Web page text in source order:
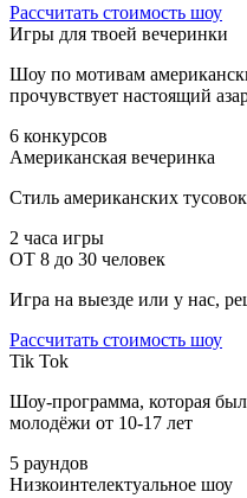
Рассчитать стоимость шоу
Игры для твоей вечеринки
Шоу по мотивам
прочувствует настоящий
6 конкурсов
Американская вечеринка
Стиль американских
2 часа игры
ОТ 8 до 30 человек
Игра на выезде или у нас,
Рассчитать стоимость шоу
Tik Tok
Шоу-программа, которая
молодёжи от 10-17 лет
5 раундов
Низкоинтелектуальное шоу